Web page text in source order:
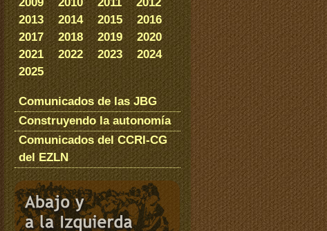
2013
2014 2015
2016
2017
2018 2019
2020
2021
2022 2023
2024
2025
Comunicados de las JBG
Construyendo la autonomía
Comunicados del CCRI-CG
del EZLN